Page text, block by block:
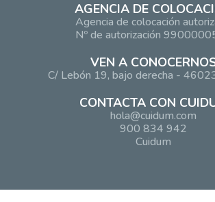
AGENCIA DE
Agencia de colocación
Nº de autorización
VEN A
C/ Lebón 19, bajo derecha -
CONTACTA CON
hola@cuidum.com
900 834 942
Cuidum